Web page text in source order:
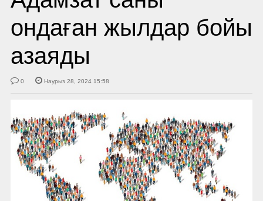
ондаған жылдар бойы
азаяды
0 Наурыз 28, 2024 15:58